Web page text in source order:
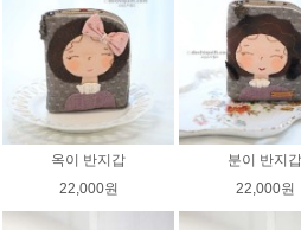
옥이 반지갑
22,000원
분이 반지갑
22,000원